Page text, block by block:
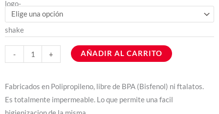
era:
es:
-
De
Polipropileno
cantidad
+ AÑADIR AL CARRITO
Fabricados en Polipropileno, libre de BPA (Bisfenol) ni ftalatos.
Es totalmente impermeable. Lo que permite una facil